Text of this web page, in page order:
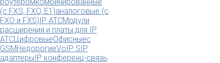
(c FXS, FXO, E1)аналоговые (с
FXO и FXS)IP АТСМодули
расширения и платы для IP
АТСЦифровыеОфисныес
GSMНедорогиеVoIP SIP
адаптерыIP конференц-связь